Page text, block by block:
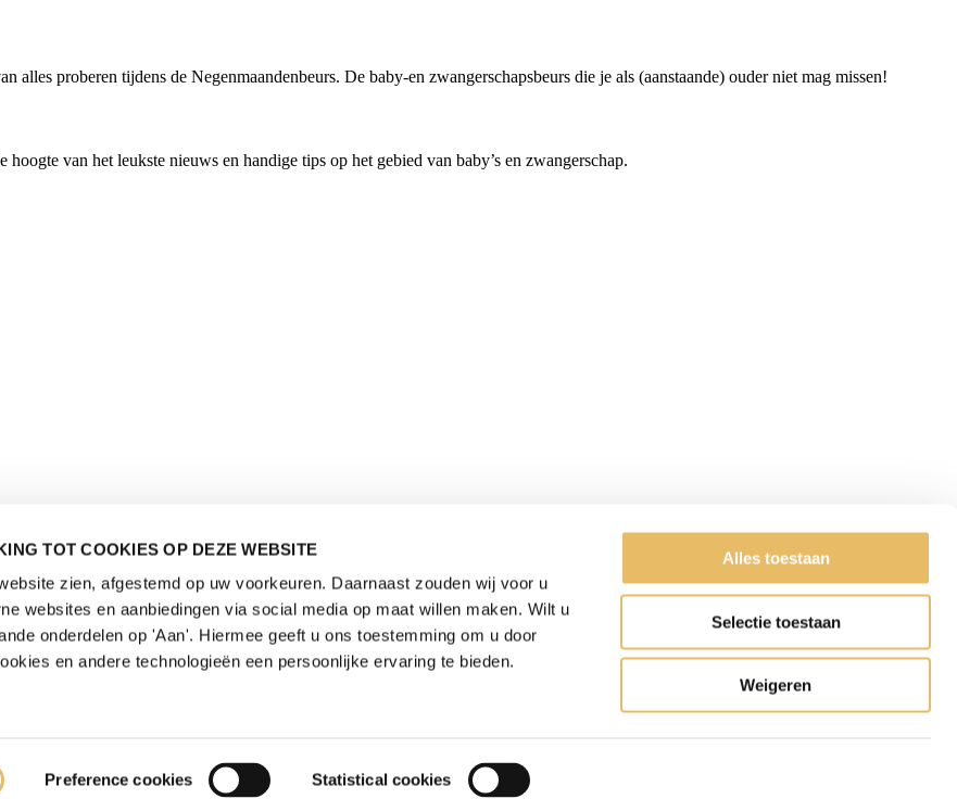
TOT COOKIES OP DEZE WEBSITE
zien, afgestemd op uw voorkeuren. Daarnaast zouden wij voor u
websites en aanbiedingen via social media op maat willen maken. Wilt u
onderdelen op 'Aan'. Hiermee geeft u ons toestemming om u door
en andere technologieën een persoonlijke ervaring te bieden.
Preference cookies Statistical cookies
Alles toestaan
Selectie toestaan
Weigeren
proberen tijdens de Negenmaandenbeurs. De baby-en zwangerschapsbeurs die je als (aanstaande) ouder niet mag missen!
van het leukste nieuws en handige tips op het gebied van baby’s en zwangerschap.